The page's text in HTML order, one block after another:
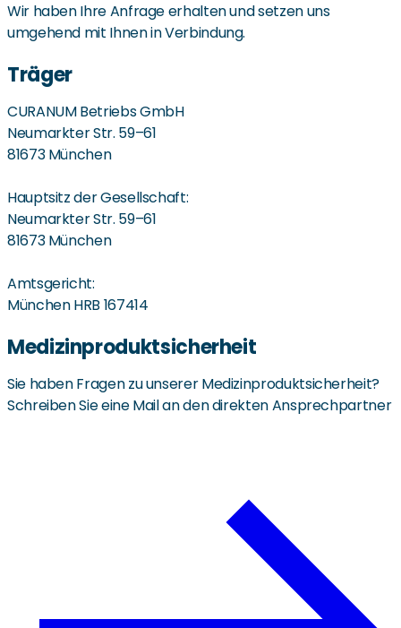
Wir haben Ihre Anfrage erhalten und setzen uns
umgehend mit Ihnen in Verbindung.
Träger
CURANUM Betriebs GmbH
Neumarkter Str. 59–61
81673 München
Hauptsitz der Gesellschaft:
Neumarkter Str. 59–61
81673 München
Amtsgericht:
München HRB 167414
Medizinproduktsicherheit
Sie haben Fragen zu unserer Medizinproduktsicherheit?
Schreiben Sie eine Mail an den direkten Ansprechpartner